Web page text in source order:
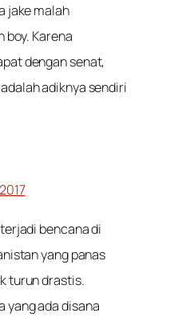
jake malah
boy. Karena
dengan senat,
adiknya sendiri
bencana di
yang panas
turun drastis.
yang ada disana